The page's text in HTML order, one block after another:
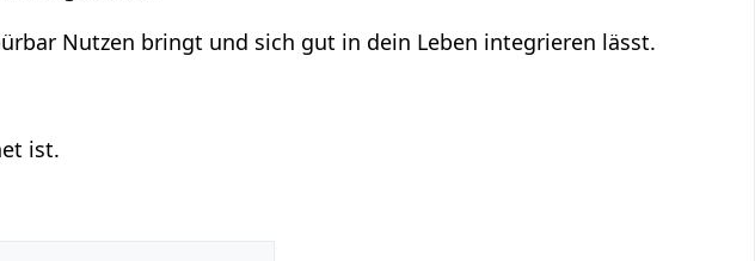
Nutzen bringt und sich gut in dein Leben integrieren lässt.
ist.